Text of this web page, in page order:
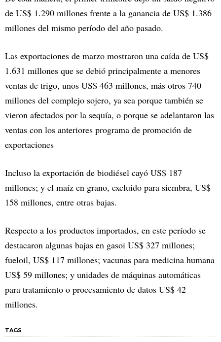
de US$ 1.290 millones frente a la ganancia de US$ 1.386
millones del mismo período del año pasado.
Las exportaciones de marzo mostraron una caída de US$
1.631 millones que se debió principalmente a menores
ventas de trigo, unos US$ 463 millones, más otros 740
millones del complejo sojero, ya sea porque también se
vieron afectados por la sequía, o porque se adelantaron las
ventas con los anteriores programa de promoción de
exportaciones
Incluso la exportación de biodiésel cayó US$ 187
millones; y el maíz en grano, excluido para siembra, US$
158 millones, entre otras bajas.
Respecto a los productos importados, en este período se
destacaron algunas bajas en gasoi US$ 327 millones;
fueloil, US$ 117 millones; vacunas para medicina humana
US$ 59 millones; y unidades de máquinas automáticas
para tratamiento o procesamiento de datos US$ 42
millones.
TAGS